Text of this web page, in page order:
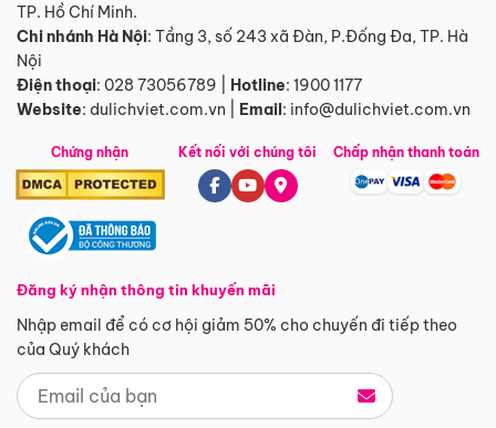
TP. Hồ Chí Minh.
Chi nhánh Hà Nội: Tầng 3, số 243 xã Đàn, P.Đống Đa, TP. Hà
Nội
Điện thoại: 028 73056789 Hotline: 1900 1177
Website: dulichviet.com.vn Email: info@dulichviet.com.vn
Chứng nhận
Đăng ký nhận thông tin khuyến mãi
Nhập email để có cơ hội giảm 50% cho chuyến đi tiếp theo
của Quý khách
Kết nối với chúng tôi Chấp nhận thanh toán